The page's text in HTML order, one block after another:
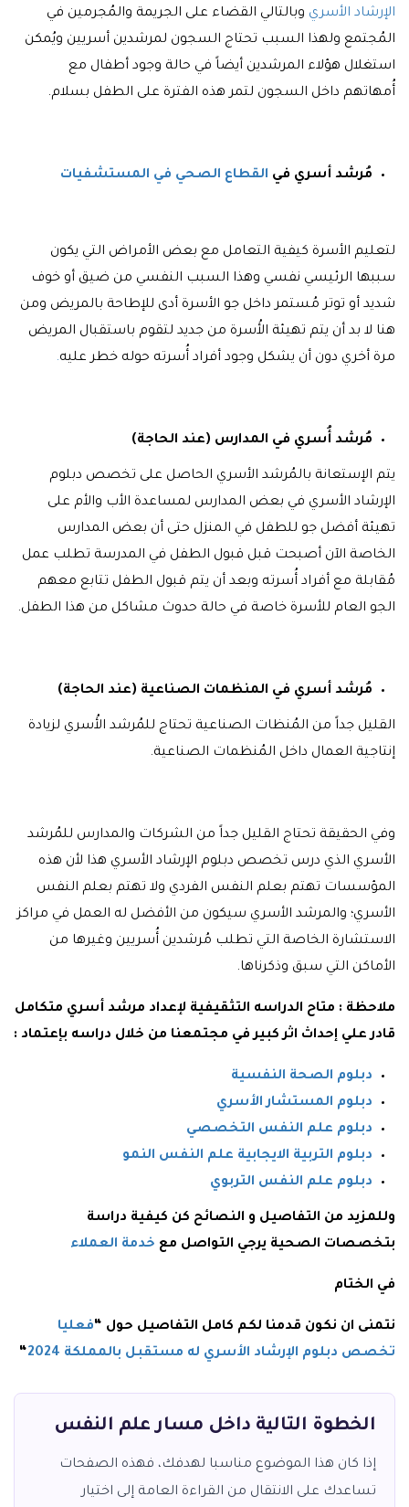
الإرشاد الأسري وبالتالي القضاء على الجريمة والمُجرمين في
المُجتمع ولهذا السبب تحتاج السجون لمرشدين أسريين ويُمكن
استغلال هؤلاء المرشدين أيضاً في حالة وجود أطفال مع
أُمهاتهم داخل السجون لتمر هذه الفترة على الطفل بسلام.
مُرشد أسري في القطاع الصحي في المستشفيات
لتعليم الأسرة كيفية التعامل مع بعض الأمراض التي يكون
سببها الرئيسي نفسي وهذا السبب النفسي من ضيق أو خوف
شديد أو توتر مُستمر داخل جو الأسرة أدى للإطاحة بالمريض ومن
هنا لا بد أن يتم تهيئة الأُسرة من جديد لتقوم باستقبال المريض
مرة أخري دون أن يشكل وجود أفراد أُسرته حوله خطر عليه.
مُرشد أُسري في المدارس (عند الحاجة)
يتم الإستعانة بالمُرشد الأسري الحاصل على تخصص دبلوم
الإرشاد الأسري في بعض المدارس لمساعدة الأب والأم على
تهيئة أفضل جو للطفل في المنزل حتى أن بعض المدارس
الخاصة الآن أصبحت قبل قبول الطفل في المدرسة تطلب عمل
مُقابلة مع أفراد أُسرته وبعد أن يتم قبول الطفل تتابع معهم
الجو العام للأسرة خاصة في حالة حدوث مشاكل من هذا الطفل.
مُرشد أسري في المنظمات الصناعية (عند الحاجة)
القليل جداً من المُنظات الصناعية تحتاج للمُرشد الأُسري لزيادة
إنتاجية العمال داخل المُنظمات الصناعية.
وفي الحقيقة تحتاج القليل جداً من الشركات والمدارس للمُرشد
الأسري الذي درس تخصص دبلوم الإرشاد الأسري هذا لأن هذه
المؤسسات تهتم بعلم النفس الفردي ولا تهتم بعلم النفس
الأسري؛ والمرشد الأسري سيكون من الأفضل له العمل في مراكز
الاستشارة الخاصة التي تطلب مُرشدين أُسريين وغيرها من
الأماكن التي سبق وذكرناها.
ملاحظة : متاح الدراسه التثقيفية لإعداد مرشد أسري متكامل
قادر علي إحداث اثر كبير في مجتمعنا من خلال دراسه بإعتماد :
دبلوم الصحة النفسية
دبلوم المستشار الأسري
دبلوم علم النفس التخصصي
دبلوم التربية الايجابية علم النفس النمو
دبلوم علم النفس التربوي
وللمزيد من التفاصيل و النصائح كن كيفية دراسة
بتخصصات الصحية يرجي التواصل مع خدمة العملاء
في الختام
نتمنى ان نكون قدمنا لكم كامل التفاصيل حول “فعليا
تخصص دبلوم الإرشاد الأسري له مستقبل بالمملكة 2024
“
الخطوة التالية داخل مسار علم النفس
إذا كان هذا الموضوع مناسبا لهدفك، فهذه الصفحات
تساعدك على الانتقال من القراءة العامة إلى اختيار